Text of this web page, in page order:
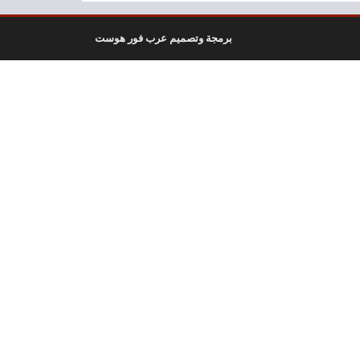
برمجة وتصميم عرب فور هوست